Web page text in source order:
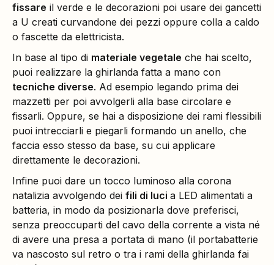
fissare il verde e le decorazioni poi usare dei gancetti
a U creati curvandone dei pezzi oppure colla a caldo
o fascette da elettricista.
In base al tipo di materiale vegetale che hai scelto,
puoi realizzare la ghirlanda fatta a mano con
tecniche diverse. Ad esempio legando prima dei
mazzetti per poi avvolgerli alla base circolare e
fissarli. Oppure, se hai a disposizione dei rami flessibili
puoi intrecciarli e piegarli formando un anello, che
faccia esso stesso da base, su cui applicare
direttamente le decorazioni.
Infine puoi dare un tocco luminoso alla corona
natalizia avvolgendo dei fili di luci a LED alimentati a
batteria, in modo da posizionarla dove preferisci,
senza preoccuparti del cavo della corrente a vista né
di avere una presa a portata di mano (il portabatterie
va nascosto sul retro o tra i rami della ghirlanda fai